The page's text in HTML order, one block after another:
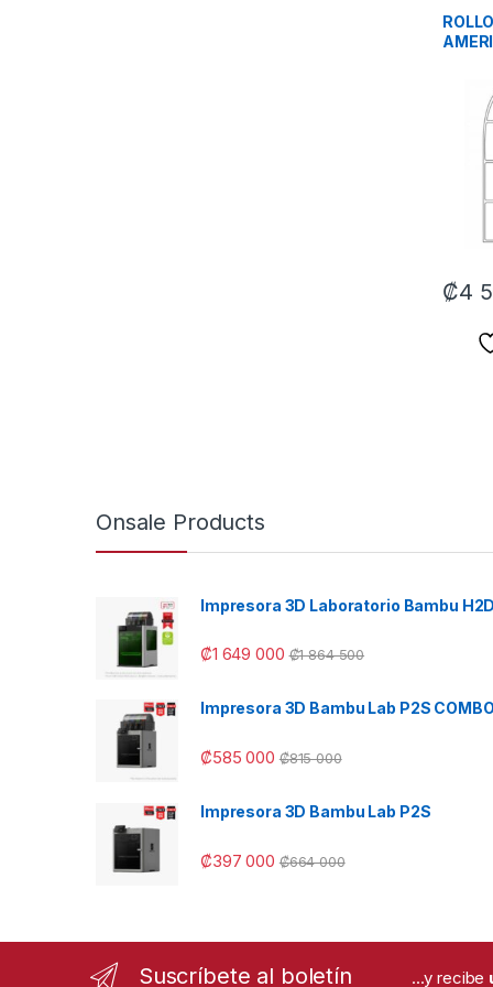
₡4
Onsale Products
Impresora 3D Laboratorio Bambu
₡1 649 000 ₡1 864 500
Impresora 3D Bambu Lab P2S COMBO
₡585 000 ₡815 000
Impresora 3D Bambu Lab P2S
₡397 000 ₡664 000
Suscríbete al boletín ...y recibe